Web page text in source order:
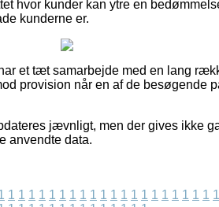
hvor kunder kan ytre en
kunderne er.
et tæt samarbejde med en lang
provision når en af de besøgende
jævnligt, men der gives ikke
anvendte data.
1 1 1 1 1 1 1 1 1 1 1 1 1 1 1 1 1 1 1 1 1